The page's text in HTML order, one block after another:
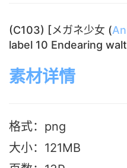
(C103) [メガネ少女 (
label 10 Endearing
素材详情
格式：png
大小：121MB